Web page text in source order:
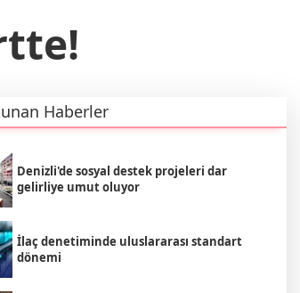
Haberler
Denizli'de sosyal destek projeleri dar
gelirliye umut oluyor
İlaç denetiminde uluslararası standart
dönemi